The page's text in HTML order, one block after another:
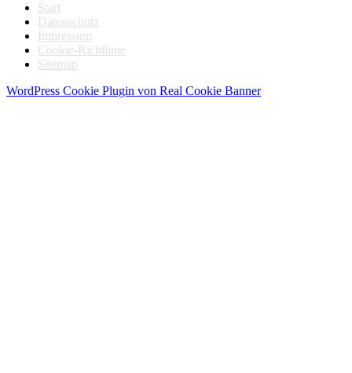
Start
Datenschutz
Impressum
Cookie-Richtlinie
Sitemap
WordPress Cookie Plugin von Real Cookie Banner